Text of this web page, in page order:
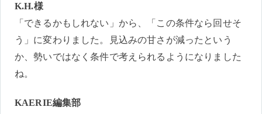
K.H.様
「できるかもしれない」から、「この条件なら回せそ
う」に変わりました。見込みの甘さが減ったという
か、勢いではなく条件で考えられるようになりました
ね。
KAERIE編集部